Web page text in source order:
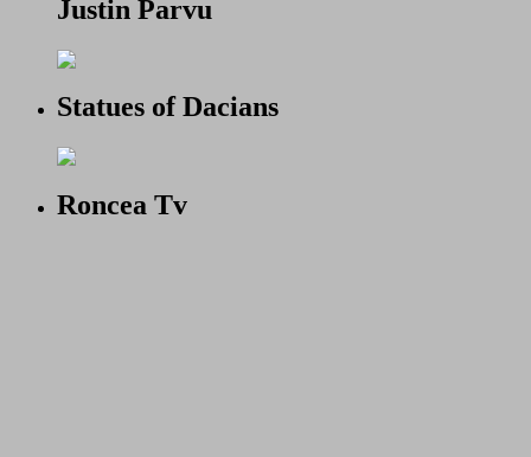
Justin Parvu
Statues of Dacians
Roncea Tv